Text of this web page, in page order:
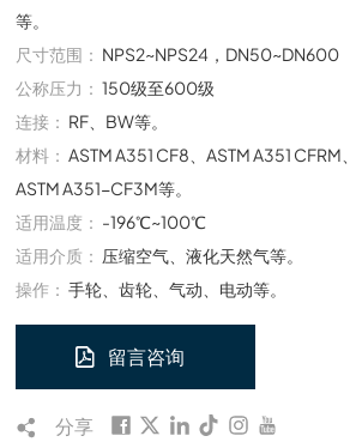
等。
尺寸范围： NPS2~NPS24，DN50~DN600
公称压力： 150级至600级
连接： RF、BW等。
材料： ASTM A351 CF8、ASTM A351 CFRM
ASTM A351-CF3M等。
适用温度： -196℃~100℃
适用介质： 压缩空气、液化天然气等。
操作： 手轮、齿轮、气动、电动等。
留言咨询
分享